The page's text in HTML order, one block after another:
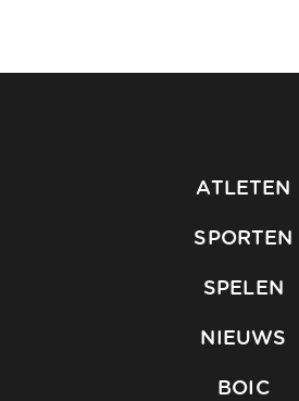
ATLETEN
SPORTEN
SPELEN
NIEUWS
BOIC